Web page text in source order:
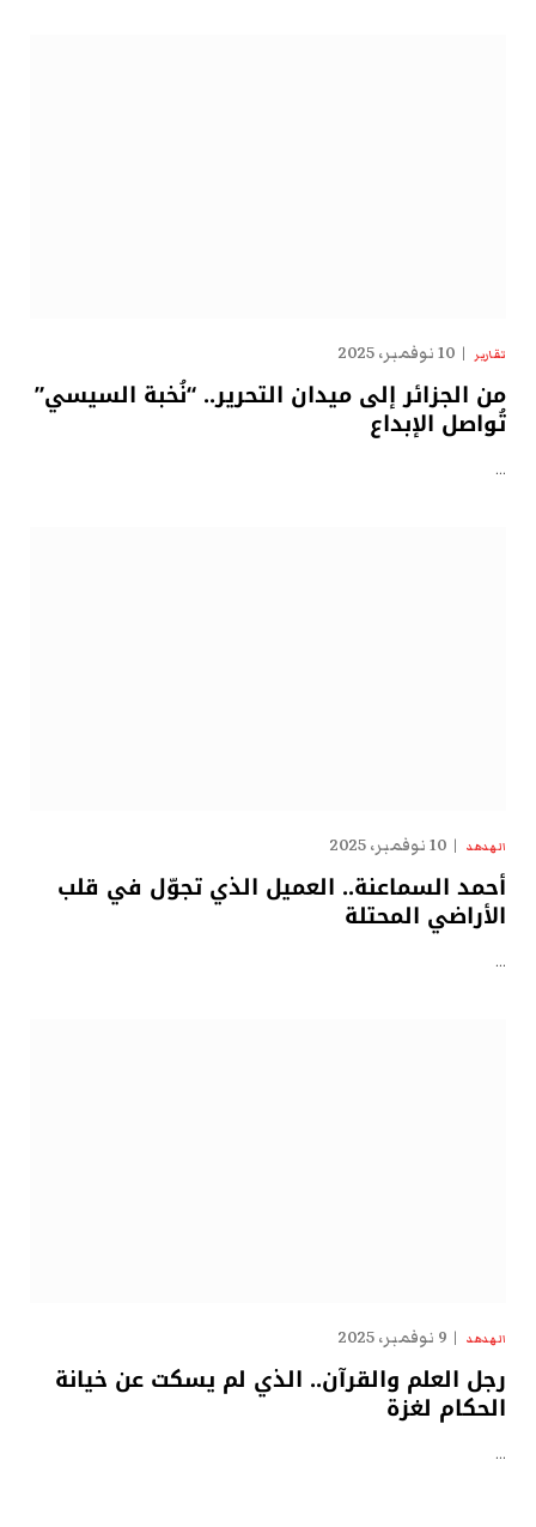
تقارير 10 نوفمبر، 2025
من الجزائر إلى ميدان التحرير.. “نُخبة السيسي”
تُواصل الإبداع
…
الهدهد 10 نوفمبر، 2025
أحمد السماعنة.. العميل الذي تجوّل في قلب
الأراضي المحتلة
…
الهدهد 9 نوفمبر، 2025
رجل العلم والقرآن.. الذي لم يسكت عن خيانة
الحكام لغزة
…